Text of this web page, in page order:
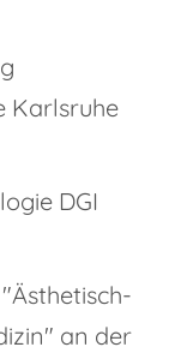
Karlsruhe
DGI
an der